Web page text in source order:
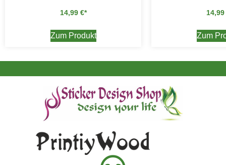
14,99 €
Zum Produkt
14,99
Zum